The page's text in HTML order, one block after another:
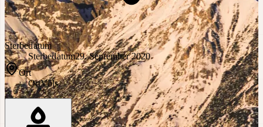
Sterbedatum
Sterbedatum29. September 2020
Ort
OrtVöls